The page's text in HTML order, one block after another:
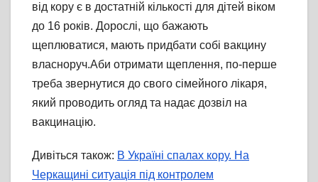
від кору є в достатній кількості для дітей віком
до 16 років. Дорослі, що бажають
щеплюватися, мають придбати собі вакцину
власноруч.Аби отримати щеплення, по-перше
треба звернутися до свого сімейного лікаря,
який проводить огляд та надає дозвіл на
вакцинацію.
Дивіться також: В Україні спалах кору. На
Черкащині ситуація під контролем